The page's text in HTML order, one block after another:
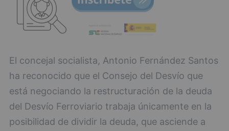
El concejal socialista, Antonio Fernández Santos
ha reconocido que el Consejo del Desvío que
está negociando la restructuración de la deuda
del Desvío Ferroviario trabaja únicamente en la
posibilidad de dividir la deuda, que asciende a